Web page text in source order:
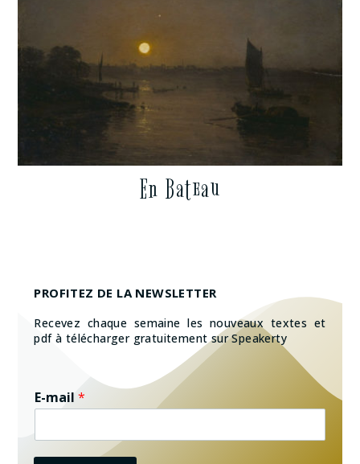
En Bateau
PROFITEZ DE LA NEWSLETTER
Recevez chaque semaine les nouveaux textes et
pdf à télécharger gratuitement sur Speakerty
E-mail*